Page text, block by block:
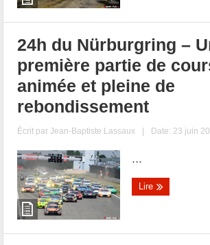
24h du Nürburgring –
première partie de
animée et pleine de
rebondissement
Écrit parJean-Baptiste Lassaux | Date: 23 juin
...
Lire